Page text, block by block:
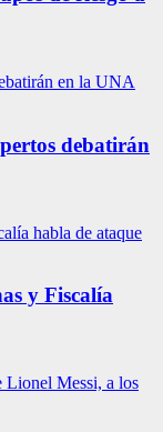
debatirán
y Fiscalía